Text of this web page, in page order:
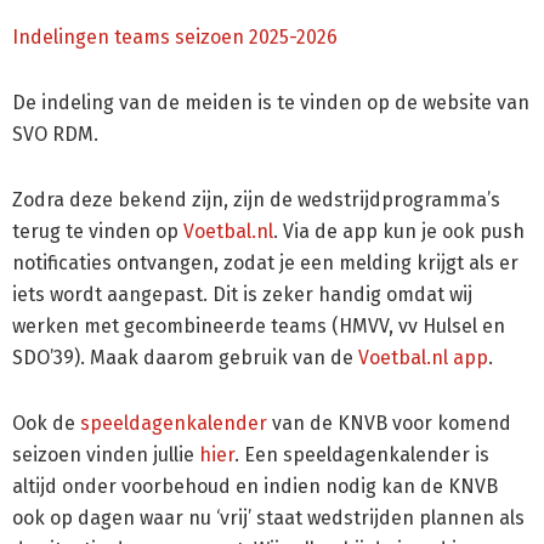
Indelingen teams seizoen 2025-2026
De indeling van de meiden is te vinden op de website van
SVO RDM.
Zodra deze bekend zijn, zijn de wedstrijdprogramma’s
terug te vinden op Voetbal.nl. Via de app kun je ook push
notificaties ontvangen, zodat je een melding krijgt als er
iets wordt aangepast. Dit is zeker handig omdat wij
werken met gecombineerde teams (HMVV, vv Hulsel en
SDO’39). Maak daarom gebruik van de Voetbal.nl app.
Ook de speeldagenkalender van de KNVB voor komend
seizoen vinden jullie hier. Een speeldagenkalender is
altijd onder voorbehoud en indien nodig kan de KNVB
ook op dagen waar nu ‘vrij’ staat wedstrijden plannen als